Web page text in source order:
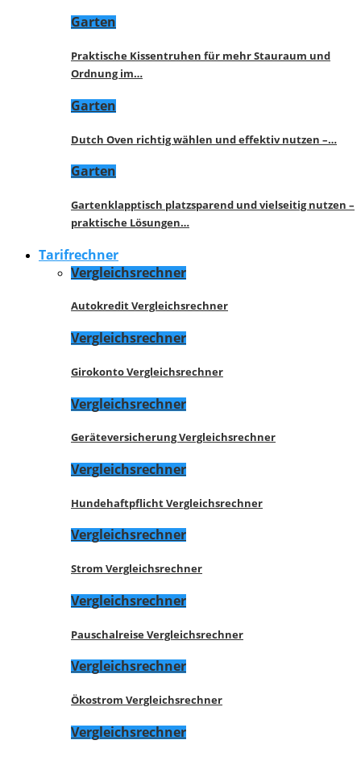
Garten
Praktische Kissentruhen für mehr Stauraum und
Ordnung im…
Garten
Dutch Oven richtig wählen und effektiv nutzen –…
Garten
Gartenklapptisch platzsparend und vielseitig nutzen –
praktische Lösungen…
Tarifrechner
Vergleichsrechner
Autokredit Vergleichsrechner
Vergleichsrechner
Girokonto Vergleichsrechner
Vergleichsrechner
Geräteversicherung Vergleichsrechner
Vergleichsrechner
Hundehaftpflicht Vergleichsrechner
Vergleichsrechner
Strom Vergleichsrechner
Vergleichsrechner
Pauschalreise Vergleichsrechner
Vergleichsrechner
Ökostrom Vergleichsrechner
Vergleichsrechner